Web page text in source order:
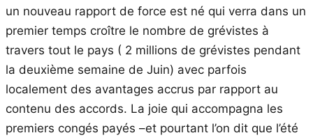
un nouveau rapport de force est né qui verra dans un
premier temps croître le nombre de grévistes à
travers tout le pays ( 2 millions de grévistes pendant
la deuxième semaine de Juin) avec parfois
localement des avantages accrus par rapport au
contenu des accords. La joie qui accompagna les
premiers congés payés –et pourtant l’on dit que l’été